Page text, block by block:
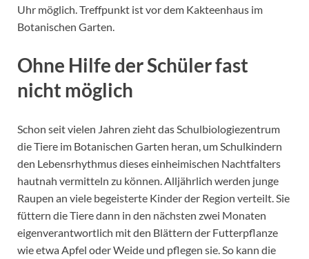
Uhr möglich. Treffpunkt ist vor dem Kakteenhaus im
Botanischen Garten.
Ohne Hilfe der Schüler fast
nicht möglich
Schon seit vielen Jahren zieht das Schulbiologiezentrum
die Tiere im Botanischen Garten heran, um Schulkindern
den Lebensrhythmus dieses einheimischen Nachtfalters
hautnah vermitteln zu können. Alljährlich werden junge
Raupen an viele begeisterte Kinder der Region verteilt. Sie
füttern die Tiere dann in den nächsten zwei Monaten
eigenverantwortlich mit den Blättern der Futterpflanze
wie etwa Apfel oder Weide und pflegen sie. So kann die